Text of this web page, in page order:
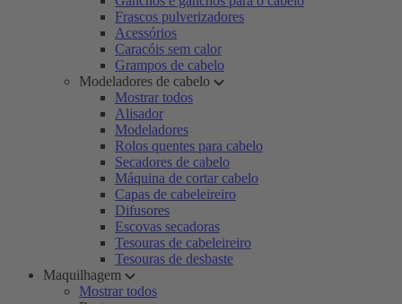
Frascos pulverizadores
Acessórios
Caracóis sem calor
Grampos de cabelo
Modeladores de cabelo
Mostrar todos
Alisador
Modeladores
Rolos quentes para cabelo
Secadores de cabelo
Máquina de cortar cabelo
Capas de cabeleireiro
Difusores
Escovas secadoras
Tesouras de cabeleireiro
Tesouras de desbaste
Maquilhagem
Mostrar todos